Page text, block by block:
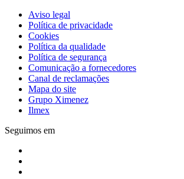
Aviso legal
Política de privacidade
Cookies
Política da qualidade
Política de segurança
Comunicação a fornecedores
Canal de reclamações
Mapa do site
Grupo Ximenez
Ilmex
Seguimos em